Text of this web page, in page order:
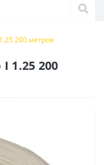
200 метров
1.25 200